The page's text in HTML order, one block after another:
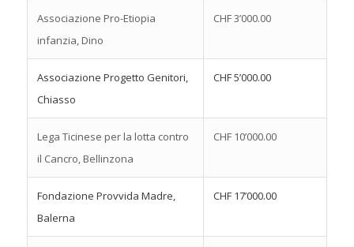
Associazione Pro-Etiopia
infanzia, Dino
CHF 3’000.00
Associazione Progetto Genitori,
Chiasso
CHF 5’000.00
Lega Ticinese per la lotta contro
il Cancro, Bellinzona
CHF 10’000.00
Fondazione Provvida Madre,
Balerna
CHF 17’000.00